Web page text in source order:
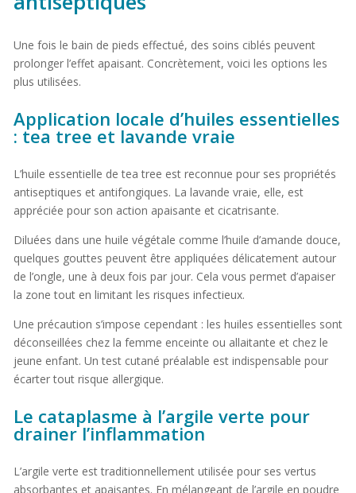
Une fois le bain de pieds effectué, des soins ciblés peuvent
prolonger l’effet apaisant. Concrètement, voici les options les
plus utilisées.
Application locale d’huiles essentielles
: tea tree et lavande vraie
L’huile essentielle de tea tree est reconnue pour ses propriétés
antiseptiques et antifongiques. La lavande vraie, elle, est
appréciée pour son action apaisante et cicatrisante.
Diluées dans une huile végétale comme l’huile d’amande douce,
quelques gouttes peuvent être appliquées délicatement autour
de l’ongle, une à deux fois par jour. Cela vous permet d’apaiser
la zone tout en limitant les risques infectieux.
Une précaution s’impose cependant : les huiles essentielles sont
déconseillées chez la femme enceinte ou allaitante et chez le
jeune enfant. Un test cutané préalable est indispensable pour
écarter tout risque allergique.
Le cataplasme à l’argile verte pour
drainer l’inflammation
L’argile verte est traditionnellement utilisée pour ses vertus
absorbantes et apaisantes. En mélangeant de l’argile en poudre